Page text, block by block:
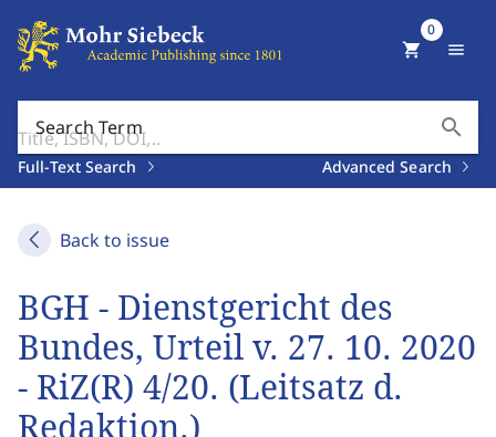
Search Term search
Full-Text Search Advanced Search
shopping_cart
0
menu
Back to issue
BGH - Dienstgericht des
Bundes, Urteil v. 27. 10. 2020
- RiZ(R) 4/20. (Leitsatz d.
Redaktion.)